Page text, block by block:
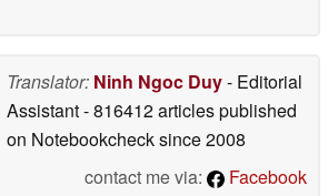
Translator: Ninh Ngoc Duy- Editorial
Assistant- 816412 articles published
on Notebookchecksince 2008
contact me via:
Facebook